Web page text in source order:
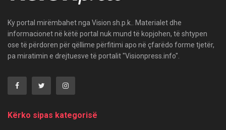
Ky portal mirëmbahet nga Vision sh.p.k.. Materialet dhe
informacionet në këtë portal nuk mund të kopjohen, të shtypen
ose të përdoren për qëllime përfitimi apo në çfarëdo forme tjetër,
pa miratimin e drejtuesve të portalit "Visionpress.info".
Kërko sipas kategorisë